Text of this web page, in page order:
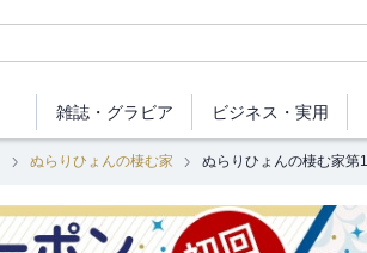
雑誌・ グラビア ビジネス ・実用
ぬらりひょんの棲む家 ぬらりひょんの棲む家第